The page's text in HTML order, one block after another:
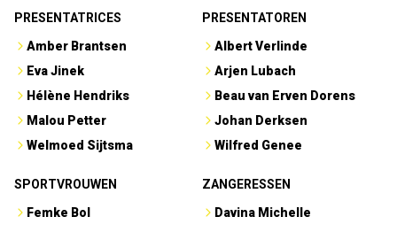
PRESENTATRICES
Amber Brantsen
Eva Jinek
Hélène Hendriks
Malou Petter
Welmoed Sijtsma
PRESENTATOREN
Albert Verlinde
Arjen Lubach
Beau van Erven Dorens
Johan Derksen
Wilfred Genee
SPORTVROUWEN
Femke Bol
ZANGERESSEN
Davina Michelle